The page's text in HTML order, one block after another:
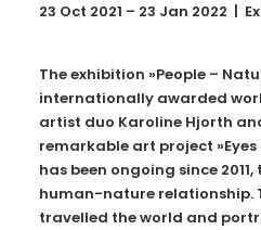
23 Oct 2021 – 23 Jan 2022 |
The exhibition »People –
internationally awarded
artist duo Karoline Hjorth
remarkable art project »Eyes
has been ongoing since
human-nature relationship.
travelled the world and